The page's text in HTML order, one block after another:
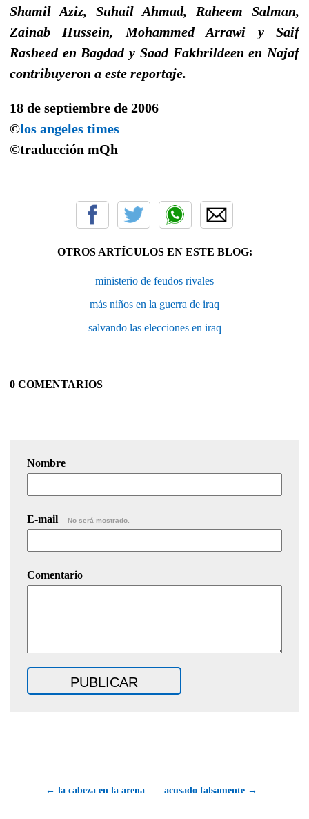
Shamil Aziz, Suhail Ahmad, Raheem Salman,
Zainab Hussein, Mohammed Arrawi y Saif
Rasheed en Bagdad y Saad Fakhrildeen en Najaf
contribuyeron a este reportaje.
18 de septiembre de 2006
©los angeles times
©traducción mQh
OTROS ARTÍCULOS EN ESTE BLOG:
ministerio de feudos rivales
más niños en la guerra de iraq
salvando las elecciones en iraq
0 COMENTARIOS
Nombre
E-mail No será mostrado.
Comentario
← la cabeza en la arena acusado falsamente →